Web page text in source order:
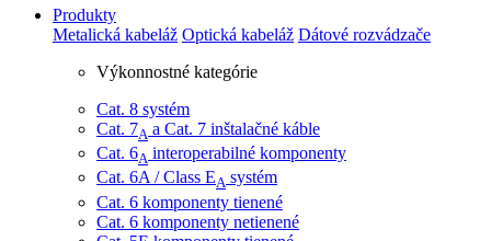
Produkty
Metalická kabeláž Optická kabeláž Dátové rozvádzače
Výkonnostné kategórie
Cat. 8 systém
Cat. 7A ​ a Cat. 7 inštalačné káble
Cat. 6A interoperabilné komponenty
Cat. 6A / Class EA systém
Cat. 6 komponenty tienené
Cat. 6 komponenty netienené